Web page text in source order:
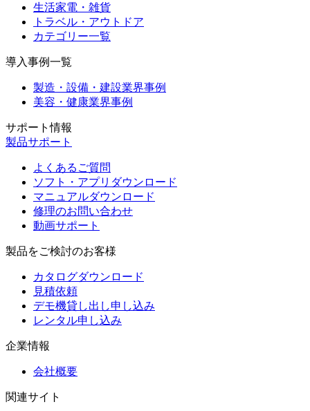
生活家電・雑貨
トラベル・アウトドア
カテゴリー一覧
導入事例一覧
製造・設備・建設業界事例
美容・健康業界事例
サポート情報
製品サポート
よくあるご質問
ソフト・アプリダウンロード
マニュアルダウンロード
修理のお問い合わせ
動画サポート
製品をご検討のお客様
カタログダウンロード
見積依頼
デモ機貸し出し申し込み
レンタル申し込み
企業情報
会社概要
関連サイト